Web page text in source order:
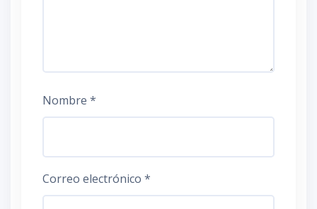
Nombre *
Correo electrónico *